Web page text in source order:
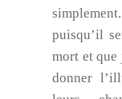
puisqu’il
mort et que
donner